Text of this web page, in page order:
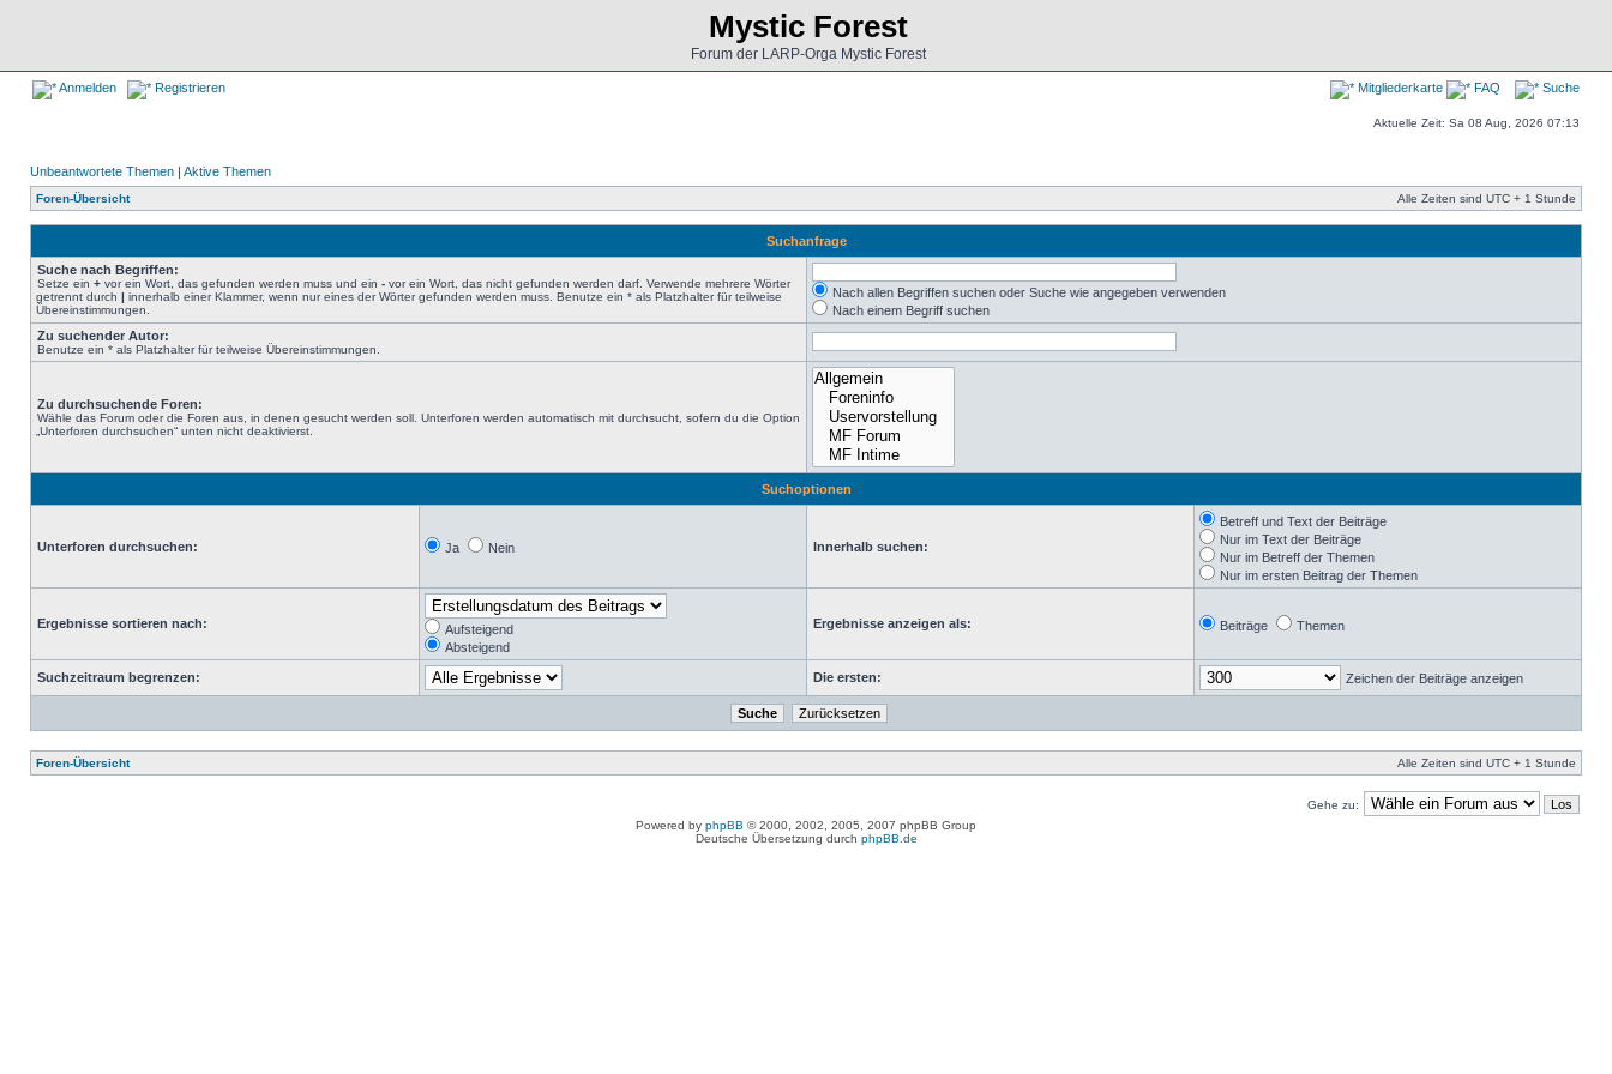
Mystic Forest
Forum der LARP-Orga Mystic Forest
Anmelden Registrieren Mitgliederkarte FAQ Suche
Aktuelle Zeit: Sa 08 Aug, 2026 07:13
Unbeantwortete Themen | Aktive Themen
Foren-Übersicht Alle Zeiten sind UTC + 1 Stunde
Suchanfrage
Suche nach Begriffen:
Setze ein + vor ein Wort, das gefunden werden muss und ein - vor ein Wort, das nicht gefunden werden darf. Verwende mehrere Wörter
getrennt durch | innerhalb einer Klammer, wenn nur eines der Wörter gefunden werden muss. Benutze ein * als Platzhalter für teilweise
Übereinstimmungen.
Nach allen Begriffen suchen oder Suche wie angegeben verwenden
Nach einem Begriff suchen
Zu suchender Autor:
Benutze ein * als Platzhalter für teilweise Übereinstimmungen.
Zu durchsuchende Foren:
Wähle das Forum oder die Foren aus, in denen gesucht werden soll. Unterforen werden automatisch mit durchsucht, sofern du die Option
„Unterforen durchsuchen“ unten nicht deaktivierst.
Suchoptionen
Unterforen durchsuchen: Ja Nein Innerhalb suchen:
Betreff und Text der Beiträge
Nur im Text der Beiträge
Nur im Betreff der Themen
Nur im ersten Beitrag der Themen
Ergebnisse sortieren nach:
Aufsteigend
Absteigend
Ergebnisse anzeigen als: Beiträge Themen
Suchzeitraum begrenzen: Die ersten: Zeichen der Beiträge anzeigen
Foren-Übersicht Alle Zeiten sind UTC + 1 Stunde
Gehe zu:
Powered by phpBB © 2000, 2002, 2005, 2007 phpBB Group
Deutsche Übersetzung durch phpBB.de